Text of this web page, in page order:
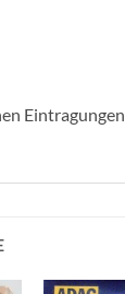
Eintragungen